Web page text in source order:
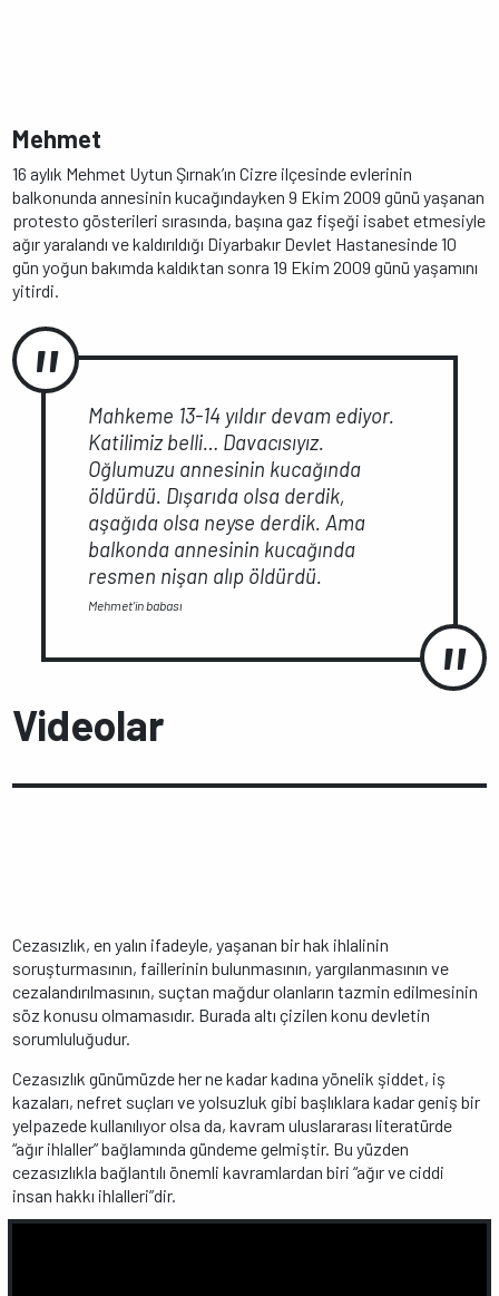
Mehmet
16 aylık Mehmet Uytun Şırnak’ın Cizre ilçesinde evlerinin
balkonunda annesinin kucağındayken 9 Ekim 2009 günü yaşanan
protesto gösterileri sırasında, başına gaz fişeği isabet etmesiyle
ağır yaralandı ve kaldırıldığı Diyarbakır Devlet Hastanesinde 10
gün yoğun bakımda kaldıktan sonra 19 Ekim 2009 günü yaşamını
yitirdi.
Mahkeme 13-14 yıldır devam ediyor.
Katilimiz belli… Davacısıyız.
Oğlumuzu annesinin kucağında
öldürdü. Dışarıda olsa derdik,
aşağıda olsa neyse derdik. Ama
balkonda annesinin kucağında
resmen nişan alıp öldürdü.
Mehmet’in babası
Videolar
Cezasızlık, en yalın ifadeyle, yaşanan bir hak ihlalinin
soruşturmasının, faillerinin bulunmasının, yargılanmasının ve
cezalandırılmasının, suçtan mağdur olanların tazmin edilmesinin
söz konusu olmamasıdır. Burada altı çizilen konu devletin
sorumluluğudur.
Cezasızlık günümüzde her ne kadar kadına yönelik şiddet, iş
kazaları, nefret suçları ve yolsuzluk gibi başlıklara kadar geniş bir
yelpazede kullanılıyor olsa da, kavram uluslararası literatürde
“ağır ihlaller” bağlamında gündeme gelmiştir. Bu yüzden
cezasızlıkla bağlantılı önemli kavramlardan biri “ağır ve ciddi
insan hakkı ihlalleri”dir.